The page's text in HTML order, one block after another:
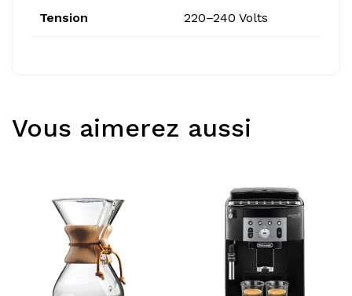
Tension 220–240 Volts
Vous aimerez aussi